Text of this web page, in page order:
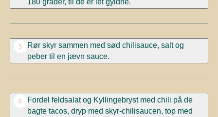
5
Rør skyr sammen med sød chilisauce, salt og
peber til en jævn sauce.
6
Fordel feldsalat og Kyllingebryst med chili på de
bagte tacos, dryp med skyr-chilisaucen, top med